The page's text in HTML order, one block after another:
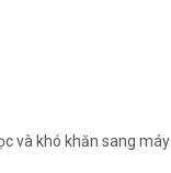
và khó khăn sang máy